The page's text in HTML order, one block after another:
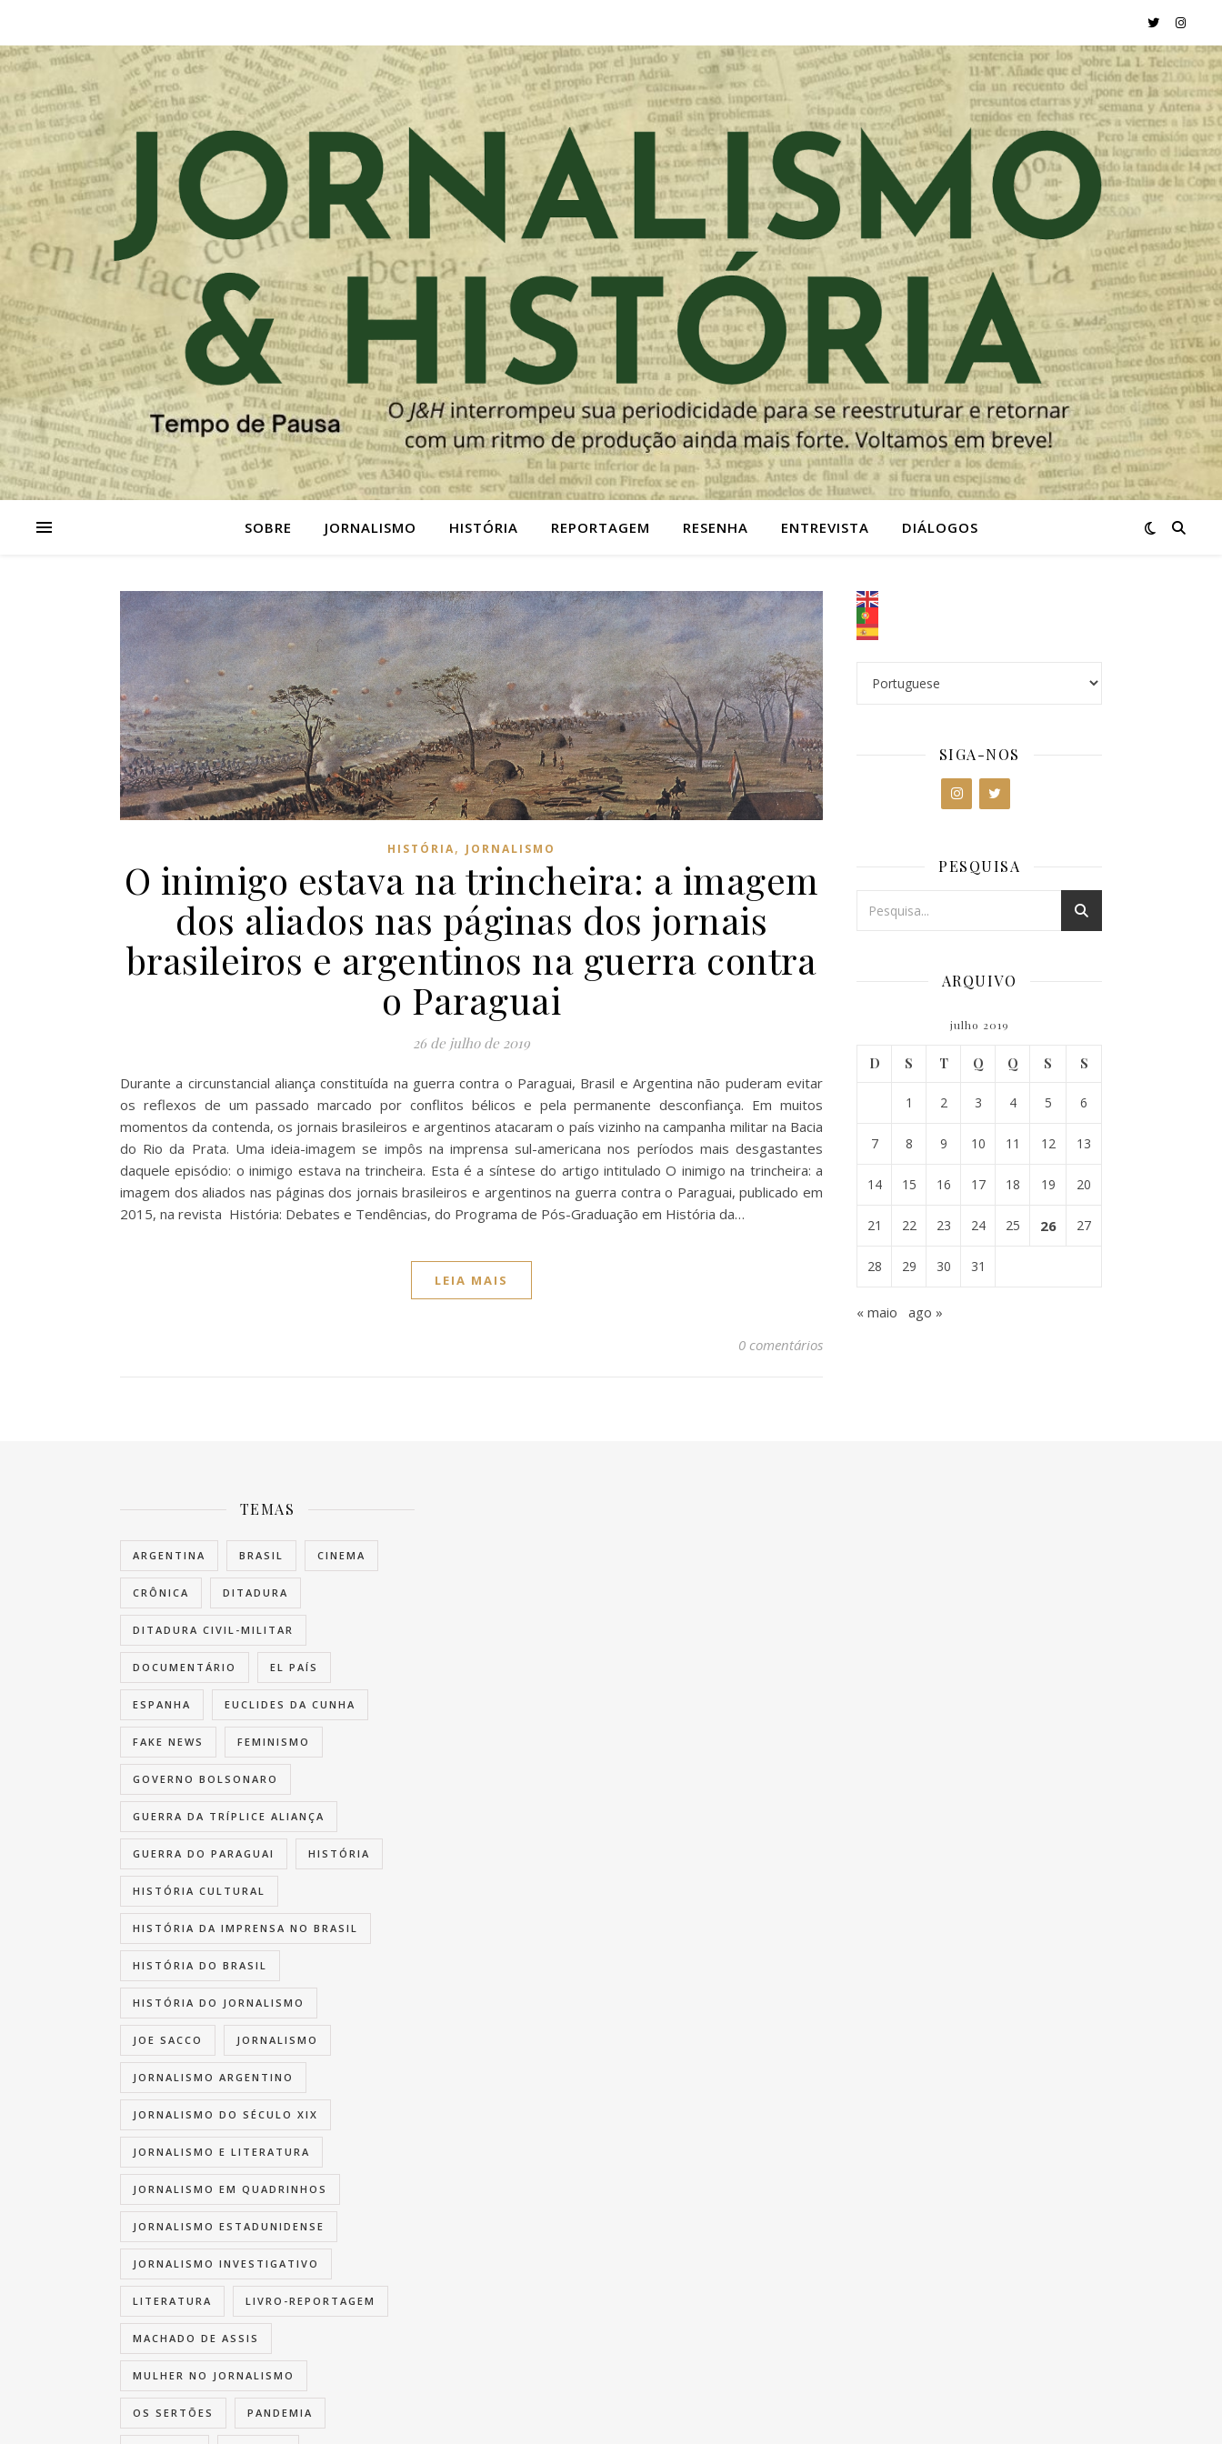
SOBRE JORNALISMO HISTÓRIA REPORTAGEM RESENHA ENTREVISTA DIÁLOGOS
HISTÓRIA, JORNALISMO
O inimigo estava na trincheira: a imagem
dos aliados nas páginas dos jornais
brasileiros e argentinos na guerra contra
o Paraguai
26 de julho de 2019
Durante a circunstancial aliança constituída na guerra contra o Paraguai, Brasil e Argentina não puderam evitar
os reflexos de um passado marcado por conflitos bélicos e pela permanente desconfiança. Em muitos
momentos da contenda, os jornais brasileiros e argentinos atacaram o país vizinho na campanha militar na Bacia
do Rio da Prata. Uma ideia-imagem se impôs na imprensa sul-americana nos períodos mais desgastantes
daquele episódio: o inimigo estava na trincheira. Esta é a síntese do artigo intitulado O inimigo na trincheira: a
imagem dos aliados nas páginas dos jornais brasileiros e argentinos na guerra contra o Paraguai, publicado em
2015, na revista História: Debates e Tendências, do Programa de Pós-Graduação em História da…
LEIA MAIS
0 comentários
SIGA-NOS
PESQUISA
ARQUIVO
julho 2019
D S T Q Q S S
1 2 3 4 5 6
7 8 9 10 11 12 13
14 15 16 17 18 19 20
21 22 23 24 25 26 27
28 29 30 31
« maio ago »
TEMAS
ARGENTINA BRASIL CINEMA
CRÔNICA DITADURA
DITADURA CIVIL-MILITAR
DOCUMENTÁRIO EL PAÍS
ESPANHA EUCLIDES DA CUNHA
FAKE NEWS FEMINISMO
GOVERNO BOLSONARO
GUERRA DA TRÍPLICE ALIANÇA
GUERRA DO PARAGUAI HISTÓRIA
HISTÓRIA CULTURAL
HISTÓRIA DA IMPRENSA NO BRASIL
HISTÓRIA DO BRASIL
HISTÓRIA DO JORNALISMO
JOE SACCO JORNALISMO
JORNALISMO ARGENTINO
JORNALISMO DO SÉCULO XIX
JORNALISMO E LITERATURA
JORNALISMO EM QUADRINHOS
JORNALISMO ESTADUNIDENSE
JORNALISMO INVESTIGATIVO
LITERATURA LIVRO-REPORTAGEM
MACHADO DE ASSIS
MULHER NO JORNALISMO
OS SERTÕES PANDEMIA